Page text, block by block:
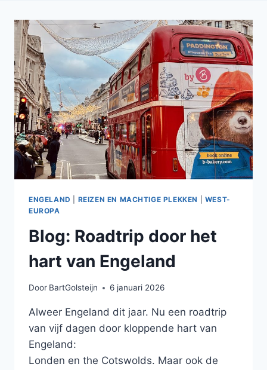
ENGELAND REIZEN EN MACHTIGE PLEKKEN
WEST-
EUROPA
Blog: Roadtrip door het
hart van Engeland
Door BartGolsteijn 6 januari 2026
Alweer Engeland dit jaar. Nu een roadtrip
van vijf dagen door kloppende hart van
Engeland:
Londen en the Cotswolds. Maar ook de